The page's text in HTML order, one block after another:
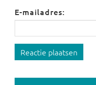
E-mailadres:
Reactie plaatsen